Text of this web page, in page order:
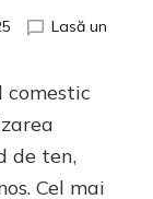
Lasă un
de ten,
Cel mai